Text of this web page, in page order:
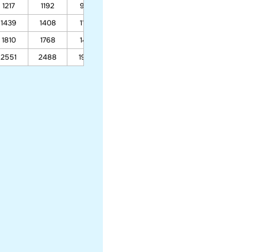
1217 1192 990
1439 1408 1155
1810 1768 1431
2551 2488 1983